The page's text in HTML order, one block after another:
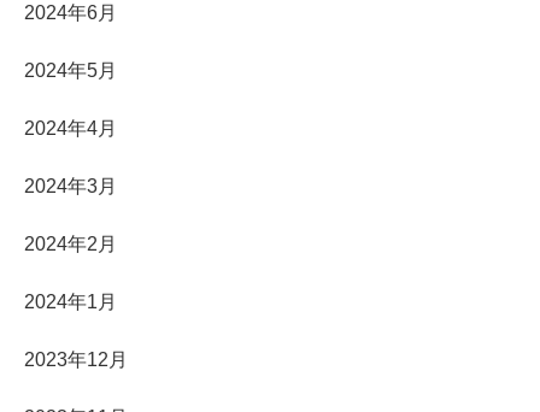
2024年6月
2024年5月
2024年4月
2024年3月
2024年2月
2024年1月
2023年12月